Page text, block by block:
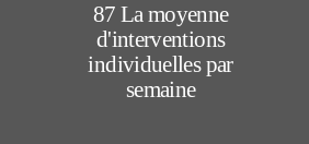
87 La moyenne
d'interventions
individuelles par
semaine